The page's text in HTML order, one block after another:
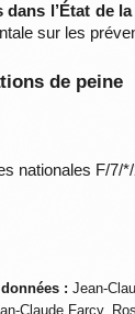
l’État de
sur les
de peine
nationales F/7/
: Jean-
Claude Farcy,